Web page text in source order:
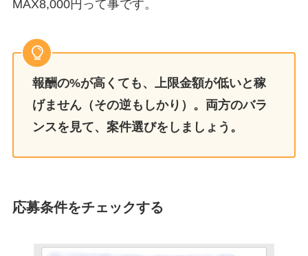
MAX8,000円って事です。
報酬の%が高くても、上限金額が低いと稼
げません（その逆もしかり）。両方のバラ
ンスを見て、案件選びをしましょう。
応募条件をチェックする